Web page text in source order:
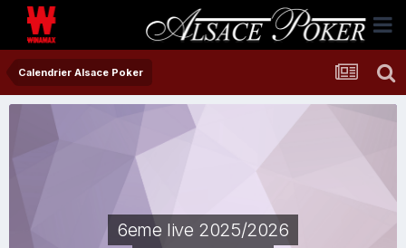
Calendrier Alsace Poker
6eme live 2025/2026